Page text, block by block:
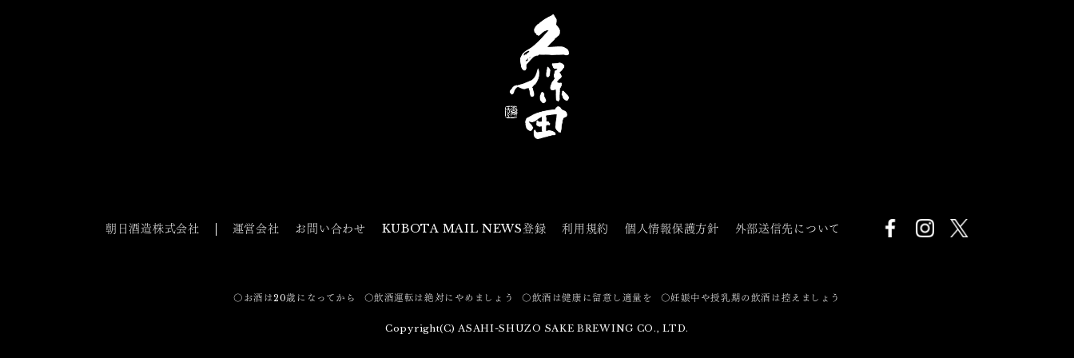
朝日酒造株式会社 運営会社 お問い合わせ KUBOTA MAIL NEWS登録 利用規約 個人情報保護方針 外部送信先について
〇お酒は20歳になってから 〇飲酒運転は絶対にやめましょう 〇飲酒は健康に留意し適量を 〇妊娠中や授乳期の飲酒は控えましょう
Copyright(C) ASAHI-SHUZO SAKE BREWING CO., LTD.